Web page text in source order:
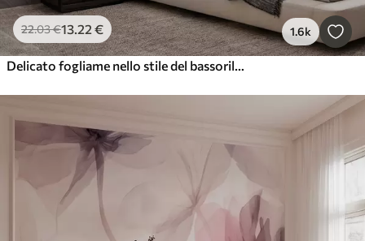
22.03€13.22 € 1.6k
Delicato fogliame nello stile del bassorilievo